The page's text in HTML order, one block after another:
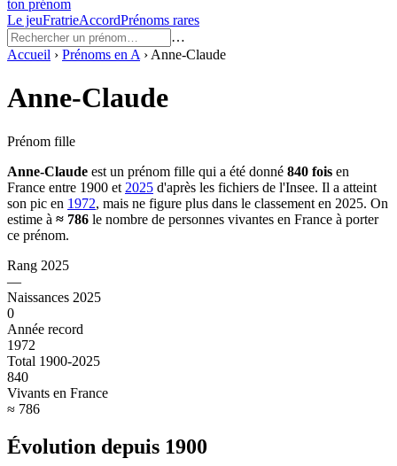
ton prénom
Le jeuFratrieAccordPrénoms rares
…
Accueil › Prénoms en A › Anne-Claude
Anne-Claude
Prénom fille
Anne-Claude est un prénom fille qui a été donné 840 fois en
France entre 1900 et 2025 d'après les fichiers de l'Insee. Il a atteint
son pic en 1972, mais ne figure plus dans le classement en 2025. On
estime à ≈ 786 le nombre de personnes vivantes en France à porter
ce prénom.
Rang 2025
—
Naissances 2025
0
Année record
1972
Total 1900-2025
840
Vivants en France
≈ 786
Évolution depuis 1900